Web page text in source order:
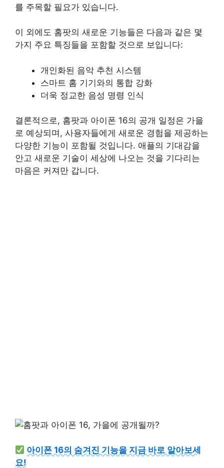
를 주목할 필요가 있습니다.
이 외에도 홈팟의 새로운 기능들은 다음과 같은 몇
가지 주요 특징들을 포함할 것으로 보입니다:
개인화된 음악 추천 시스템
스마트 홈 기기와의 통합 강화
더욱 정교한 음성 명령 인식
결론적으로, 홈팟과 아이폰 16의 공개 일정은 가을
로 예상되며, 사용자들에게 새로운 경험을 제공하는
다양한 기능이 포함될 것입니다. 애플의 기대감을
안고 새로운 기술이 세상에 나오는 것을 기다리는
마음은 커져만 갑니다.
아이폰 16의 숨겨진 기능을 지금 바로 알아보세
요!